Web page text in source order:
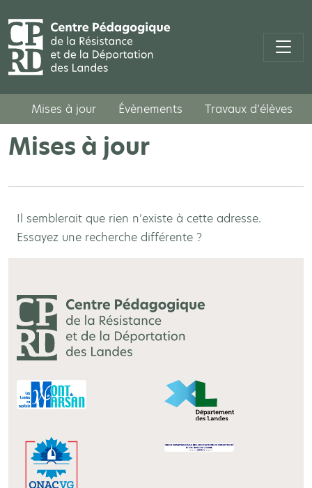
Mises à jour Évènements Travaux d’élèves
Mises à jour
Il semblerait que rien n’existe à cette adresse.
Essayez une recherche différente ?